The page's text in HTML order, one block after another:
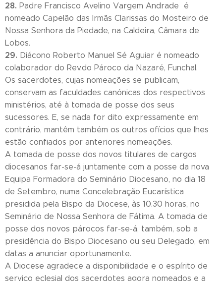
28. Padre Francisco Avelino Vargem Andrade ­ é
nomeado Capelão das Irmãs Clarissas do Mosteiro de
Nossa Senhora da Piedade, na Caldeira, Câmara de
Lobos.
29. Diácono Roberto Manuel Sé Aguiar é nomeado
colaborador do Rev.do Pároco da Nazaré, Funchal.
Os sacerdotes, cujas nomeações se publicam,
conservam as faculdades canónicas dos respectivos
ministérios, até à tomada de posse dos seus
sucessores. E, se nada for dito expressamente em
contrário, mantêm também os outros ofícios que lhes
estão confiados por anteriores nomeações.
A tomada de posse dos novos titulares de cargos
diocesanos far-se-á juntamente com a posse da nova
Equipa Formadora do Seminário Diocesano, no dia 18
de Setembro, numa Concelebração Eucarística
presidida pela Bispo da Diocese, às 10.30 horas, no
Seminário de Nossa Senhora de Fátima. A tomada de
posse dos novos párocos far-se-á, também, sob a
presidência do Bispo Diocesano ou seu Delegado, em
datas a anunciar oportunamente.
A Diocese agradece a disponibilidade e o espírito de
serviço eclesial dos sacerdotes agora nomeados e a